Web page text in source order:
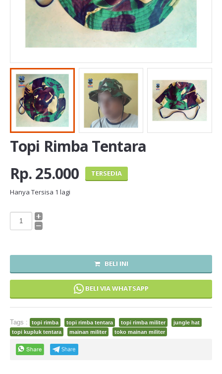
Topi Rimba Tentara
Rp. 25.000
TERSEDIA
Hanya Tersisa 1 lagi
BELI INI
BELI VIA WHATSAPP
Tags : topi rimba topi rimba tentara topi rimba militer
jungle hat
topi kupluk tentara
mainan militer toko mainan militer